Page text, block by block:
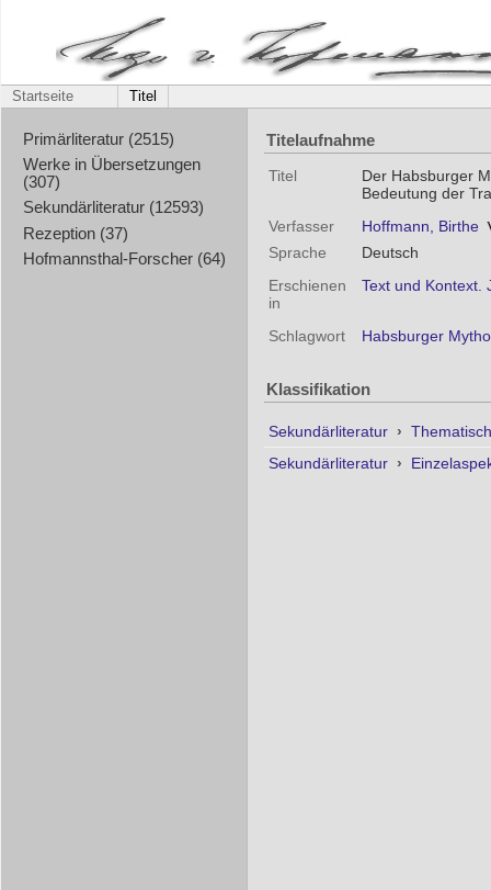
Startseite Titel
Primärliteratur (2515)
Werke in Übersetzungen
(307)
Sekundärliteratur (12593)
Rezeption (37)
Hofmannsthal-Forscher (64)
Titelaufnahme
Titel
Der Habsburger
Bedeutung der
Verfasser
Hoffmann, Birthe
Sprache
Deutsch
Erschienen
in
Text und Kontext.
Schlagwort Habsburger
Klassifikation
Sekundärliteratur ›
Sekundärliteratur ›